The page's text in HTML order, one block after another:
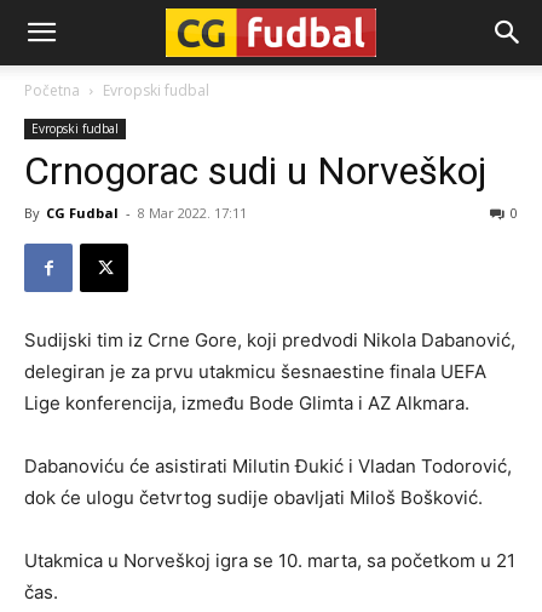
CG-
Fudbal
Početna Evropski fudbal
Evropski fudbal
Crnogorac sudi u Norveškoj
By CG Fudbal - 8 Mar 2022. 17:11 0
Sudijski tim iz Crne Gore, koji predvodi Nikola Dabanović,
delegiran je za prvu utakmicu šesnaestine finala UEFA
Lige konferencija, između Bode Glimta i AZ Alkmara.
Dabanoviću će asistirati Milutin Đukić i Vladan Todorović,
dok će ulogu četvrtog sudije obavljati Miloš Bošković.
Utakmica u Norveškoj igra se 10. marta, sa početkom u 21
čas.